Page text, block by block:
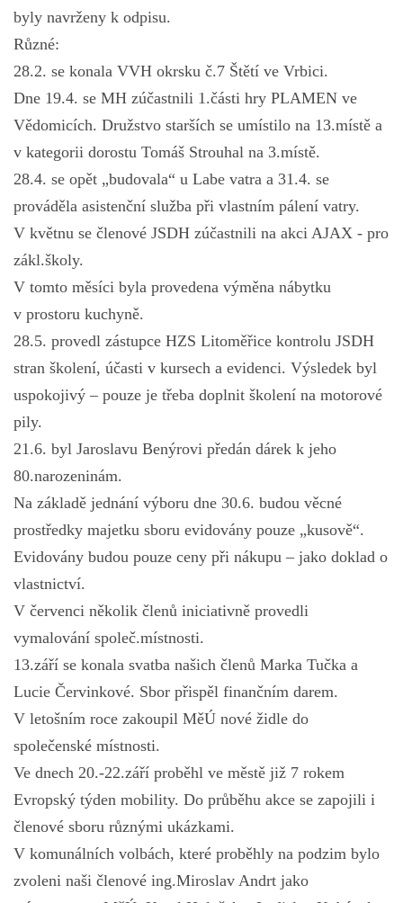
byly navrženy k odpisu.
Různé:
28.2. se konala VVH okrsku č.7 Štětí ve Vrbici.
Dne 19.4. se MH zúčastnili 1.části hry PLAMEN ve
Vědomicích. Družstvo starších se umístilo na 13.místě a
v kategorii dorostu Tomáš Strouhal na 3.místě.
28.4. se opět „budovala“ u Labe vatra a 31.4. se
prováděla asistenční služba při vlastním pálení vatry.
V květnu se členové JSDH zúčastnili na akci AJAX - pro
zákl.školy.
V tomto měsíci byla provedena výměna nábytku
v prostoru kuchyně.
28.5. provedl zástupce HZS Litoměřice kontrolu JSDH
stran školení, účasti v kursech a evidenci. Výsledek byl
uspokojivý – pouze je třeba doplnit školení na motorové
pily.
21.6. byl Jaroslavu Benýrovi předán dárek k jeho
80.narozeninám.
Na základě jednání výboru dne 30.6. budou věcné
prostředky majetku sboru evidovány pouze „kusově“.
Evidovány budou pouze ceny při nákupu – jako doklad o
vlastnictví.
V červenci několik členů iniciativně provedli
vymalování společ.místnosti.
13.září se konala svatba našich členů Marka Tučka a
Lucie Červinkové. Sbor přispěl finančním darem.
V letošním roce zakoupil MěÚ nové židle do
společenské místnosti.
Ve dnech 20.-22.září proběhl ve městě již 7 rokem
Evropský týden mobility. Do průběhu akce se zapojili i
členové sboru různými ukázkami.
V komunálních volbách, které proběhly na podzim bylo
zvoleni naši členové ing.Miroslav Andrt jako